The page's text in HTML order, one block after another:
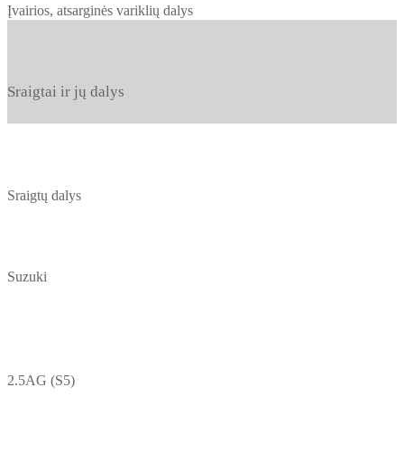
Įvairios, atsarginės variklių dalys
Sraigtai ir jų dalys
Sraigtų dalys
Suzuki
2.5AG (S5)